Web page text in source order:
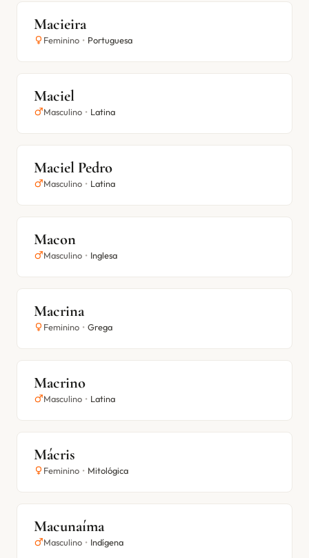
Macieira
Feminino • Portuguesa
Maciel
Masculino • Latina
Maciel Pedro
Masculino • Latina
Macon
Masculino • Inglesa
Macrina
Feminino • Grega
Macrino
Masculino • Latina
Mácris
Feminino • Mitológica
Macunaíma
Masculino • Indígena